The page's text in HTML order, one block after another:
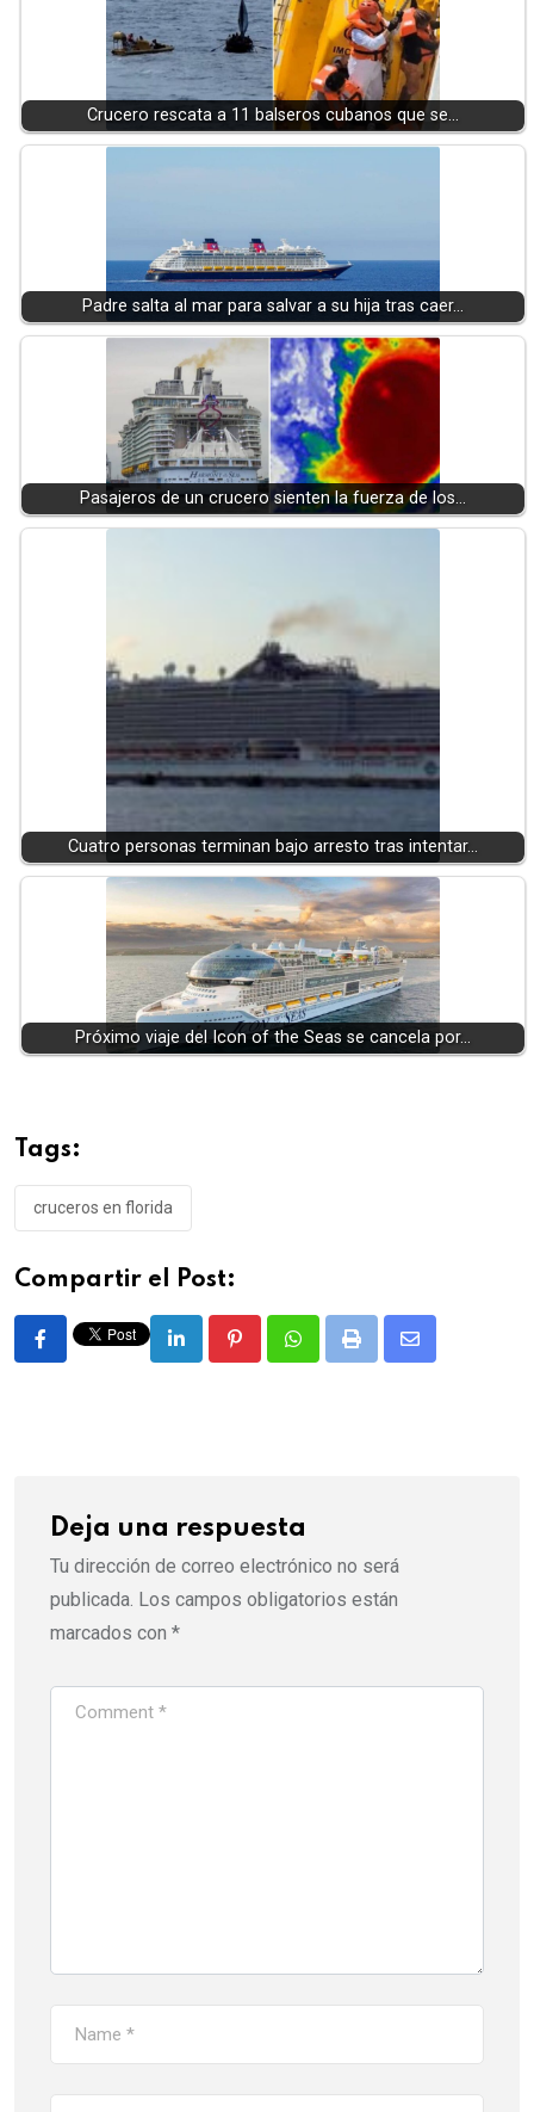
Crucero rescata a 11 balseros cubanos que se…
Padre salta al mar para salvar a su hija tras caer…
Pasajeros de un crucero sienten la fuerza de los…
Cuatro personas terminan bajo arresto tras intentar…
Próximo viaje del Icon of the Seas se cancela por…
Tags:
cruceros en florida
Compartir el Post:
LinkedIn PinterestWhatsappPrint
Share
Deja una respuesta
Tu dirección de correo electrónico no será
publicada. Los campos obligatorios están
marcados con *